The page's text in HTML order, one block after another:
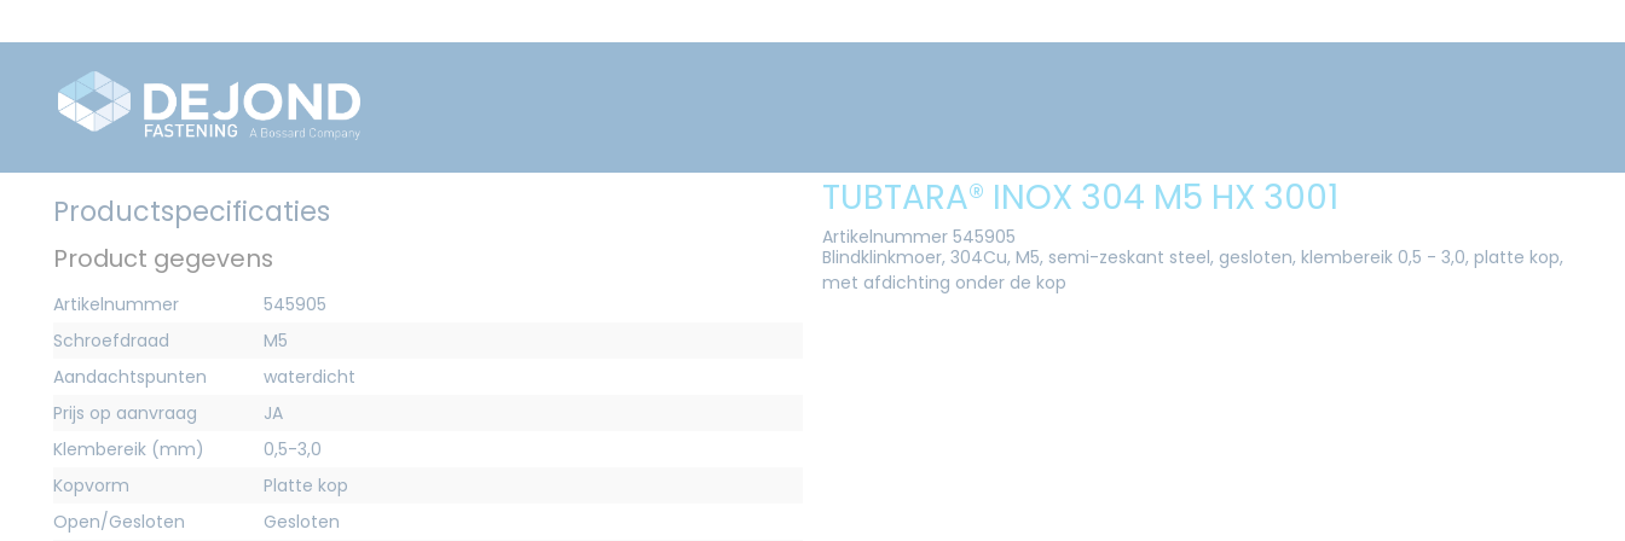
Productspecificaties
Product gegevens
Artikelnummer
545905
Schroefdraad
M5
Aandachtspunten
waterdicht
Prijs op aanvraag
JA
Klembereik (mm)
0,5-3,0
Kopvorm
Platte kop
Open/Gesloten
Gesloten
TUBTARA® INOX 304 M5 HX 3001
Artikelnummer 545905
Blindklinkmoer, 304Cu, M5, semi-zeskant steel, gesloten, klembereik 0,5 - 3,0, platte kop,
met afdichting onder de kop